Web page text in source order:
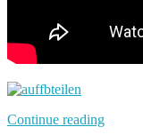
Continue reading